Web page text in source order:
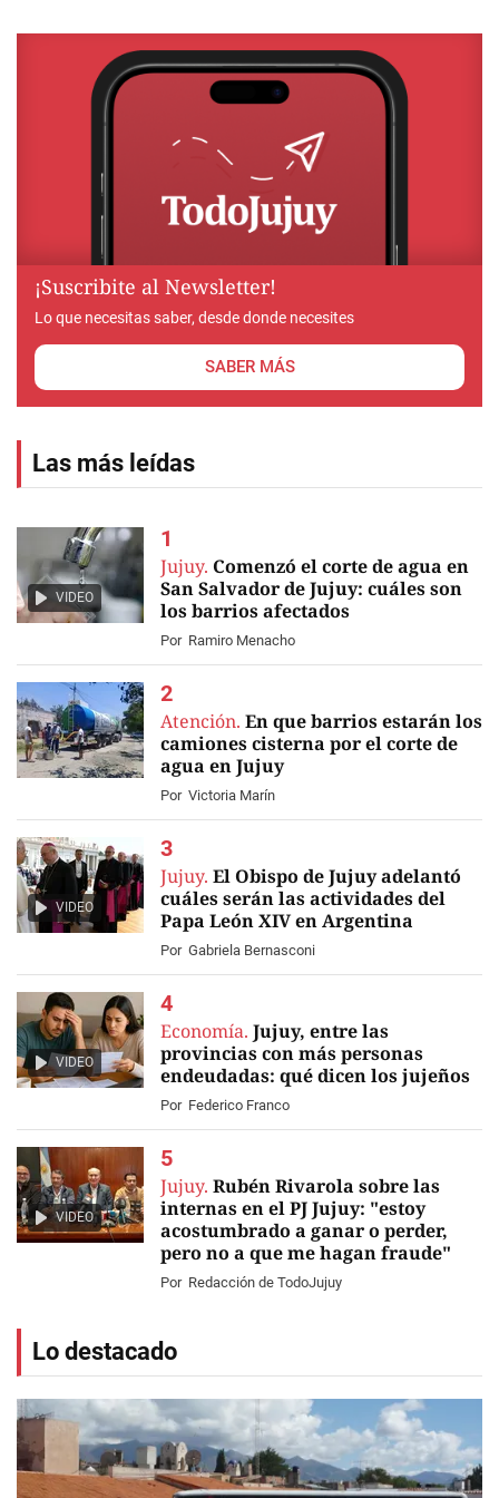
¡Suscribite al Newsletter!
Lo que necesitas saber, desde donde necesites
SABER MÁS
Las más leídas
VIDEO
Jujuy. Comenzó el corte de agua en
San Salvador de Jujuy: cuáles son
los barrios afectados
Por Ramiro Menacho
Atención. En que barrios estarán los
camiones cisterna por el corte de
agua en Jujuy
Por Victoria Marín
VIDEO
Jujuy. El Obispo de Jujuy adelantó
cuáles serán las actividades del
Papa León XIV en Argentina
Por Gabriela Bernasconi
VIDEO
Economía. Jujuy, entre las
provincias con más personas
endeudadas: qué dicen los jujeños
Por Federico Franco
VIDEO
Jujuy. Rubén Rivarola sobre las
internas en el PJ Jujuy: "estoy
acostumbrado a ganar o perder,
pero no a que me hagan fraude"
Por Redacción de TodoJujuy
Lo destacado